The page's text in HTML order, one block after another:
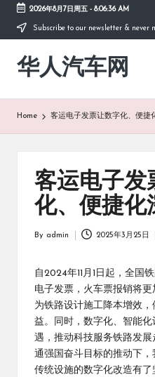
Skip
content
2026年8月7日周五- 8:06:36 AM
Subscribe to our newsletter & never
华人汽车网
Home 客运电子发票让数字化、便捷
客运电子发
化、便捷化
By admin 2025年3月25日
自2024年11月1日起，全国
电子发票，火车票报销将
为铁路设计施工降本增效
益。同时，数字化、智能
遇，推动科技服务铁路发
通强国奋斗目标的推动下，
传统设施的数字化改造有